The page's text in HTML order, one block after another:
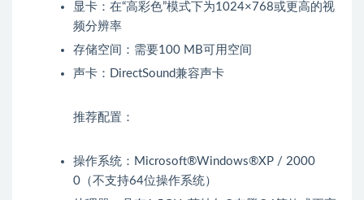
显卡：在“高彩色”模式下为1024×768或更高的视
频分辨率
存储空间：需要100 MB可用空间
声卡：DirectSound兼容声卡
推荐配置：
操作系统：Microsoft®Windows®XP / 2000
0（不支持64位操作系统）